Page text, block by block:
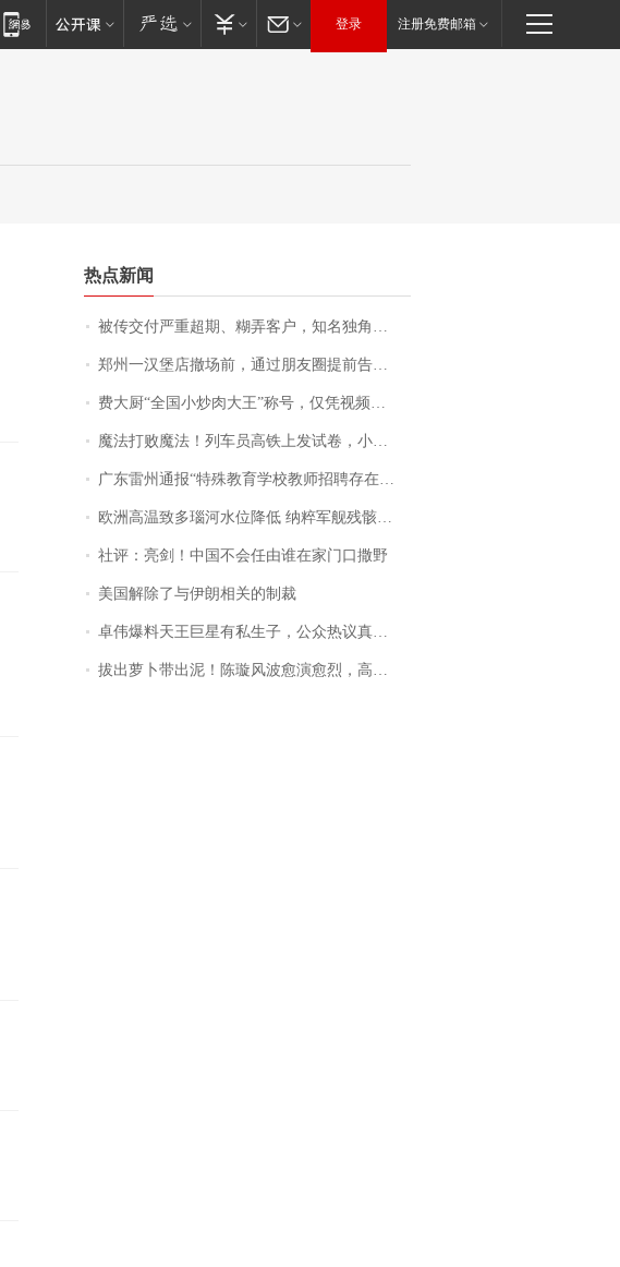
登录 注册免费邮箱
热点新闻
被传交付严重超期、糊弄客户，知名独角兽车企创始人回应：都没证据，将依法采取措施，“本人长期与美国交管局保持沟通，对方表示肯定”
郑州一汉堡店撤场前，通过朋友圈提前告知逐一退费，有顾客仅剩1元也全被退回，分文不少；顾客：言而有信，让人感动
费大厨“全国小炒肉大王”称号，仅凭视频评出？中国烹饪协会回应
魔法打败魔法！列车员高铁上发试卷，小朋友一秒静音，12306回应：列车员个人行为，不是铁路规定
广东雷州通报“特殊教育学校教师招聘存在违规行为”：已启动问责程序 副校长被停职
欧洲高温致多瑙河水位降低 纳粹军舰残骸重见天日
社评：亮剑！中国不会任由谁在家门口撒野
美国解除了与伊朗相关的制裁
卓伟爆料天王巨星有私生子，公众热议真假难辨，实锤何时到来？
拔出萝卜带出泥！陈璇风波愈演愈烈，高晓松、张铁林也被“揪出”